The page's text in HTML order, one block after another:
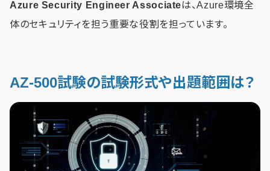
Azure Security Engineer Associateは、Azure環境全
体のセキュリティを担う重要な役割を担っています。
AZ-500試験の試験形式や出題範囲は？